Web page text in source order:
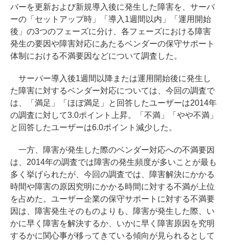
バーを更新および新規導入後に発生した障害を、サーバ
ーの「セットアップ時」「導入1週間以内」「運用開始
後」の3つのフェーズに分け、各フェーズにおける障害
発生の要因や障害対応にあたるベンダーの保守サポート
体制における不満要因などについて調査した。
サーバー導入後1週間以降または運用開始後に発生し
た障害に対するベンダー対応については、今回の調査で
は、「満足」「ほぼ満足」と回答したユーザーは2014年
の調査に対して3.0ポイント上昇。「不満」「やや不満」
と回答したユーザーは6.0ポイント減少した。
一方、障害が発生した際のベンダー対応への不満要因
は、2014年の調査では障害の発生頻度が多いことが最も
多く挙げられたが、今回の調査では、障害解決にかかる
時間や障害の原因究明にかかる時間に対する不満が上位
を占めた。ユーザー企業の保守サポートに対する不満要
因は、障害発生そのものよりも、障害が発生した際、い
かに早く障害を解決するか、いかに早く障害原因を究明
するかに関心事が移ってきている傾向が見られるとして